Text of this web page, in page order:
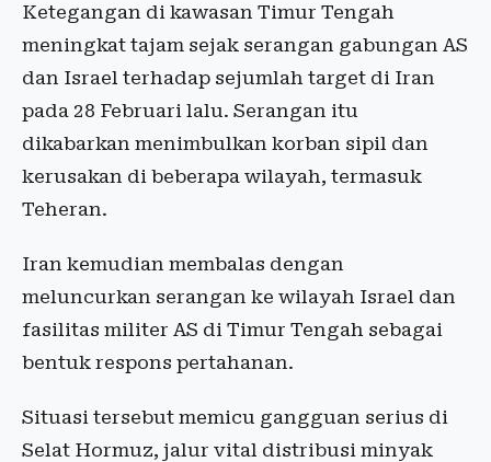
Ketegangan di kawasan Timur Tengah
meningkat tajam sejak serangan gabungan AS
dan Israel terhadap sejumlah target di Iran
pada 28 Februari lalu. Serangan itu
dikabarkan menimbulkan korban sipil dan
kerusakan di beberapa wilayah, termasuk
Teheran.
Iran kemudian membalas dengan
meluncurkan serangan ke wilayah Israel dan
fasilitas militer AS di Timur Tengah sebagai
bentuk respons pertahanan.
Situasi tersebut memicu gangguan serius di
Selat Hormuz, jalur vital distribusi minyak